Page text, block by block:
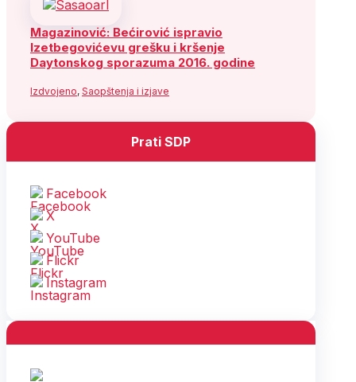
Magazinović: Bećirović ispravio
Izetbegovićevu grešku i kršenje
Daytonskog sporazuma 2016. godine
Izdvojeno, Saopštenja i izjave
Prati SDP
Facebook
X
YouTube
Flickr
Instagram